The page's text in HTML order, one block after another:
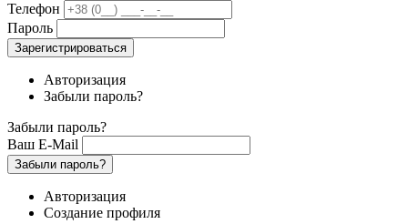
Телефон
Пароль
Зарегистрироваться
Авторизация
Забыли пароль?
Забыли пароль?
Ваш E-Mail
Забыли пароль?
Авторизация
Создание профиля